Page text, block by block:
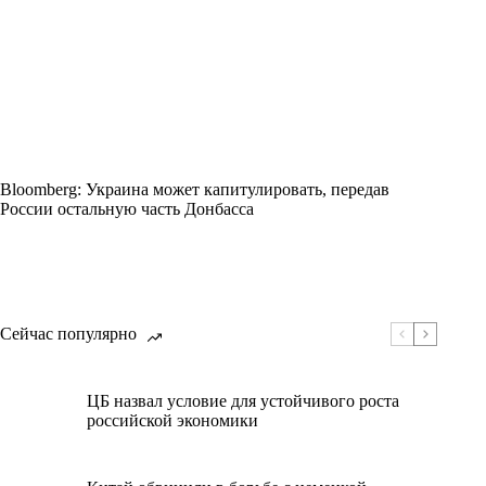
Bloomberg: Украина может капитулировать, передав
России остальную часть Донбасса
Сейчас популярно
ЦБ назвал условие для устойчивого роста
российской экономики